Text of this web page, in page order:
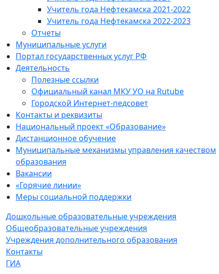
Учитель года Нефтекамска 2021-2022
Учитель года Нефтекамска 2022-2023
Отчеты
Муниципальные услуги
Портал государственных услуг РФ
Деятельность
Полезные ссылки
Официальный канал МКУ УО на Rutube
Городской Интернет-педсовет
Контакты и реквизиты
Национальный проект «Образование»
Дистанционное обучение
Муниципальные механизмы управления качеством
образования
Вакансии
«Горячие линии»
Меры социальной поддержки
Дошкольные образовательные учреждения
Общеобразовательные учреждения
Учреждения дополнительного образования
Контакты
ГИА